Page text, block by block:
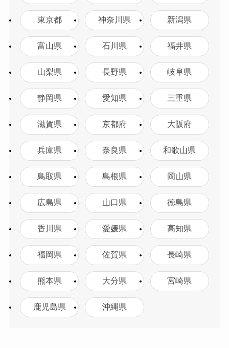
東京都 神奈川県 新潟県
富山県 石川県 福井県
山梨県 長野県 岐阜県
静岡県 愛知県 三重県
滋賀県 京都府 大阪府
兵庫県 奈良県 和歌山県
鳥取県 島根県 岡山県
広島県 山口県 徳島県
香川県 愛媛県 高知県
福岡県 佐賀県 長崎県
熊本県 大分県 宮崎県
鹿児島県 沖縄県